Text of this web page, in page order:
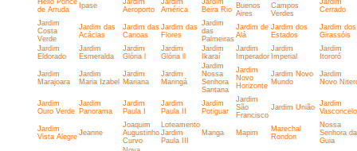
de Arruda
Ipase
Aeroporto
América
Beira Rio
Buenos
Aires
Campos
Verdes
Cerrado
Jardim
Costa
Verde
Jardim das
Acácias
Jardim das
Canoas
Jardim das
Flores
Jardim
das
Palmeiras
Jardim de
Alá
Jardim dos
Estados
Jardim dos
Girassóis
Jardim
Eldorado
Jardim
Esmeralda
Jardim
Glória l
Jardim
Glória ll
Jardim
Ikaraí
Jardim
Imperador
Jardim
Imperial
Jardim
Itororó
Jardim
Marajoara
Jardim
Maria Izabel
Jardim
Mariana
Jardim
Maringá
Jardim
Nossa
Senhora
Santana
Jardim
Novo
Horizonte
Jardim Novo
Mundo
Jardim
Novo
Jardim
Ouro Verde
Jardim
Panorama
Jardim
Paula I
Jardim
Paula II
Jardim
Potiguar
Jardim
São
Francisco
Jardim União
Jardim
Jardim
Vista Alegre Jeanne
Joaquim
Augustinho
Curvo
Loteamento
Jardim
Paula III
Manga Mapim
Marechal
Rondon
Nossa
Senhora da
Guia